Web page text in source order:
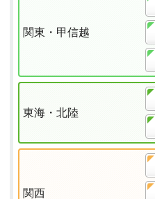
関東・甲信越
東海・北陸
関西